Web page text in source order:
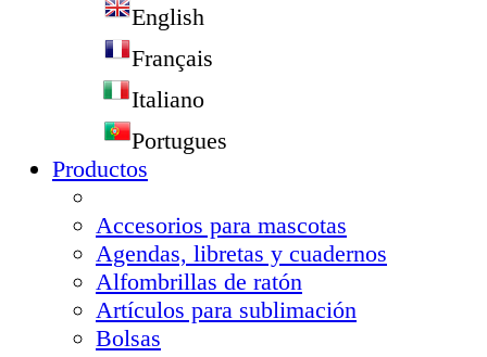
English
Français
Italiano
Portugues
Productos
Accesorios para mascotas
Agendas, libretas y cuadernos
Alfombrillas de ratón
Artículos para sublimación
Bolsas